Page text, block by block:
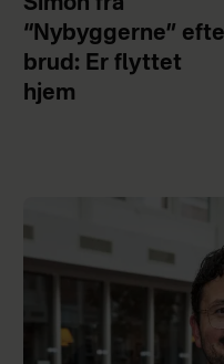
Simon fra
“Nybyggerne”
brud: Er flyttet
hjem